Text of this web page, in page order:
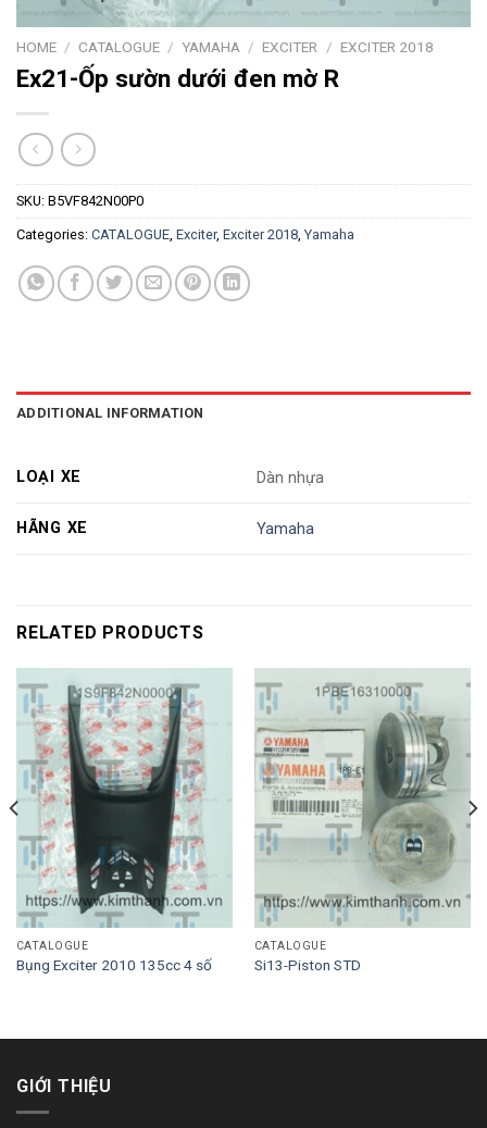
HOME / CATALOGUE / YAMAHA / EXCITER / EXCITER 2018
Ex21-Ốp sườn dưới đen mờ R
SKU: B5VF842N00P0
Categories: CATALOGUE, Exciter, Exciter 2018, Yamaha
ADDITIONAL INFORMATION
LOẠI XE Dàn nhựa
HÃNG XE Yamaha
RELATED PRODUCTS
CATALOGUE
Bụng Exciter 2010 135cc 4 số
CATALOGUE
Si13-Piston STD
GIỚI THIỆU